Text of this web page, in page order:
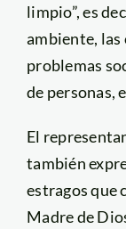
limpio”, es
ambiente,
problemas
de personas,
El
también
estragos que
Madre de